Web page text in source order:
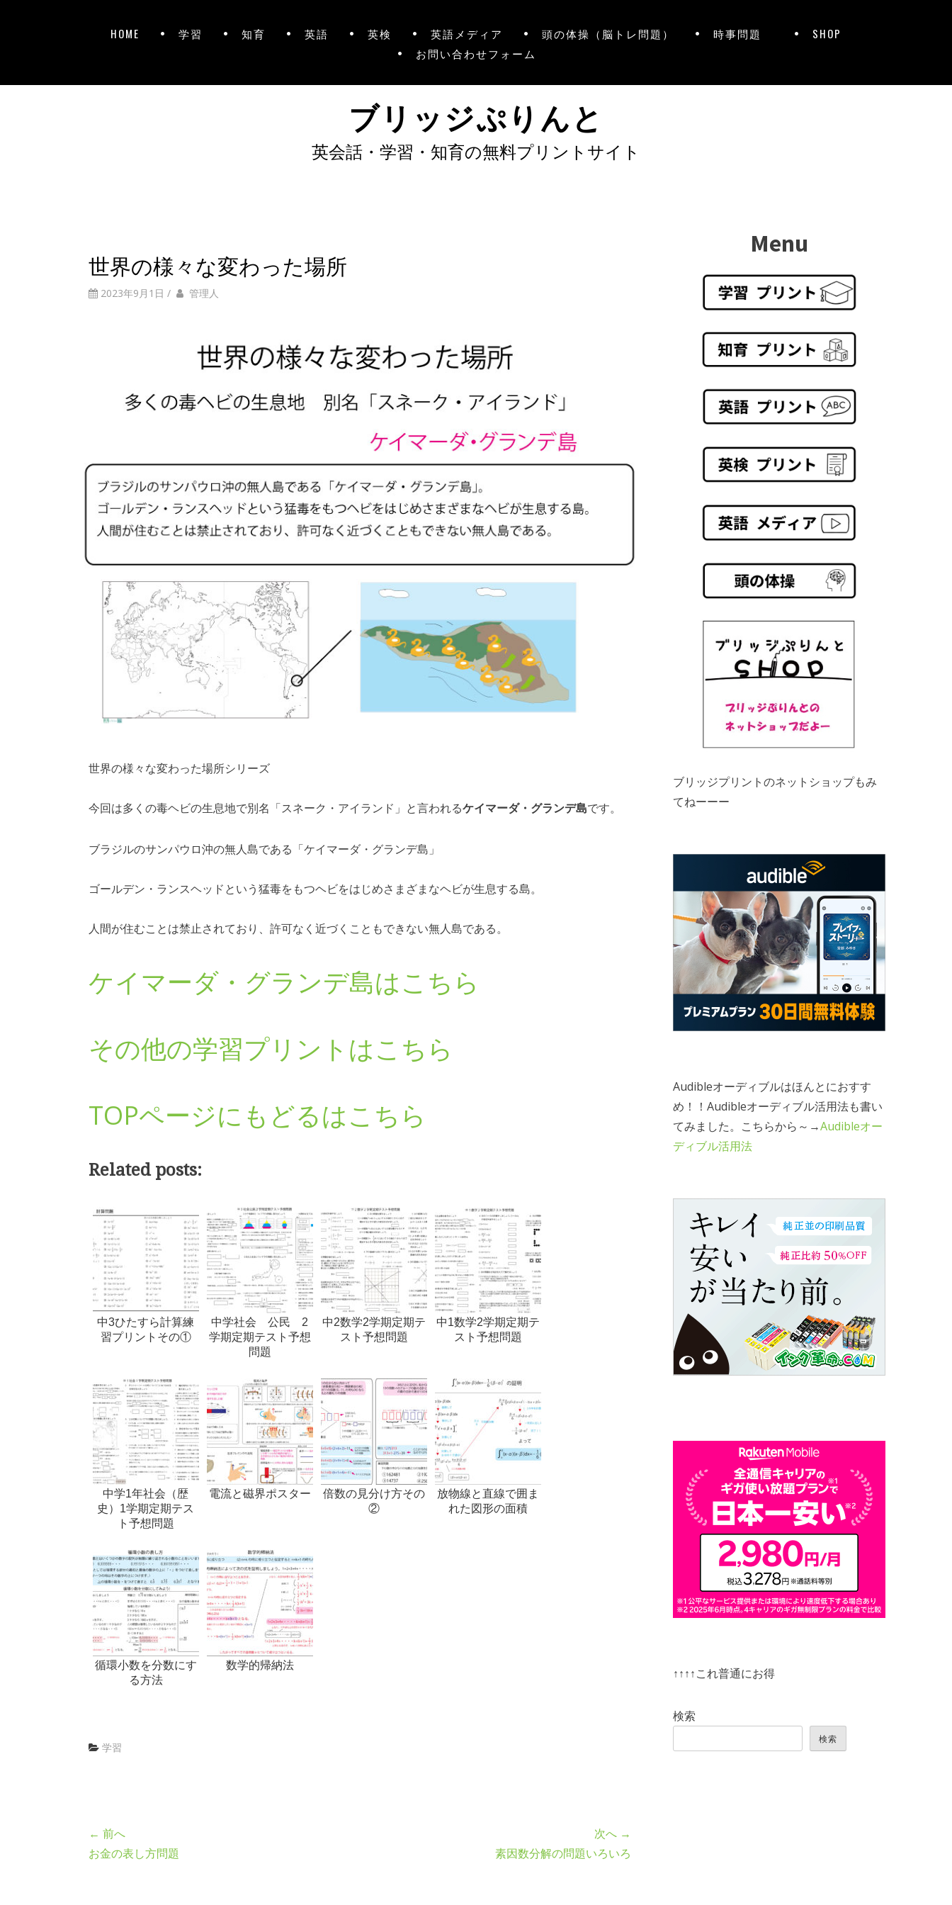
HOME 学習 知育 英語 英検 英語メディア 頭の体操（脳トレ問題） 時事問題
SHOP
お問い合わせフォーム
ブリッジぷりんと
英会話・学習・知育の無料プリントサイト
世界の様々な変わった場所
2023年9月1日 / 管理人
世界の様々な変わった場所シリーズ
今回は多くの毒ヘビの生息地で別名「スネーク・アイランド」と言われるケイマーダ・グランデ島です。
ブラジルのサンパウロ沖の無人島である「ケイマーダ・グランデ島」
ゴールデン・ランスヘッドという猛毒をもつヘビをはじめさまざまなヘビが生息する島。
人間が住むことは禁止されており、許可なく近づくこともできない無人島である。
ケイマーダ・グランデ島はこちら
その他の学習プリントはこちら
TOPページにもどるはこちら
Related posts:
中3ひたすら計算練
習プリントその①
中学社会 公民 2
学期定期テスト予想
問題
中2数学2学期定期テ
スト予想問題
中1数学2学期定期テ
スト予想問題
中学1年社会（歴
史）1学期定期テス
ト予想問題
電流と磁界ポスター
倍数の見分け方その
②
放物線と直線で囲ま
れた図形の面積
循環小数を分数にす
る方法
数学的帰納法
学習
← 前へ
お金の表し方問題
次へ →
素因数分解の問題いろいろ
Menu
ブリッジプリントのネットショップもみ
てねーーー
Audibleオーディブルはほんとにおすす
め！！Audibleオーディブル活用法も書い
てみました。こちらから～→Audibleオー
ディブル活用法
↑↑↑↑これ普通にお得
検索
検索